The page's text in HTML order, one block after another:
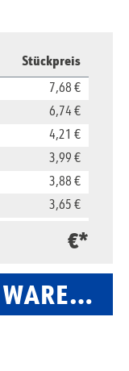
Stückpreis
7,68 €
6,74 €
4,21 €
3,99 €
3,88 €
3,65 €
2,98 €€*
Wert ein